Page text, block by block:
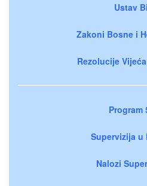
Ustav
Zakoni Bosne i
Rezolucije
Program
Supervizija u
Nalozi